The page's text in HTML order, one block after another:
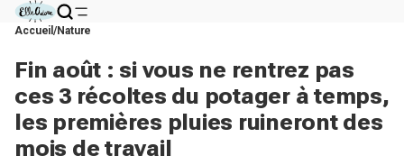
Accueil Nature
Fin août : si vous ne rentrez pas
ces 3 récoltes du potager à temps,
les premières pluies ruineront des
mois de travail